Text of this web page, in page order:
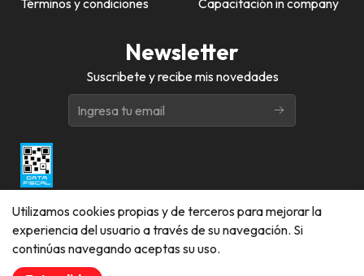
Términos y condiciones
Capacitación in company
Newsletter
Suscribete y recibe mis novedades
Utilizamos cookies propias y de terceros para mejorar la
experiencia del usuario a través de su navegación. Si
continúas navegando aceptas su uso.